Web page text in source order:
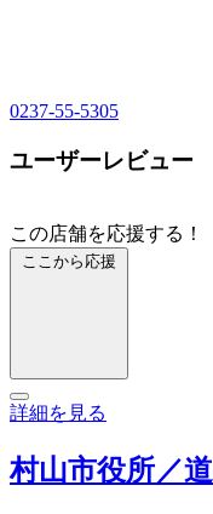
0237-55-5305
ユーザーレビュー
この店舗を応援する！
ここから応援
詳細を見る
村山市役所／